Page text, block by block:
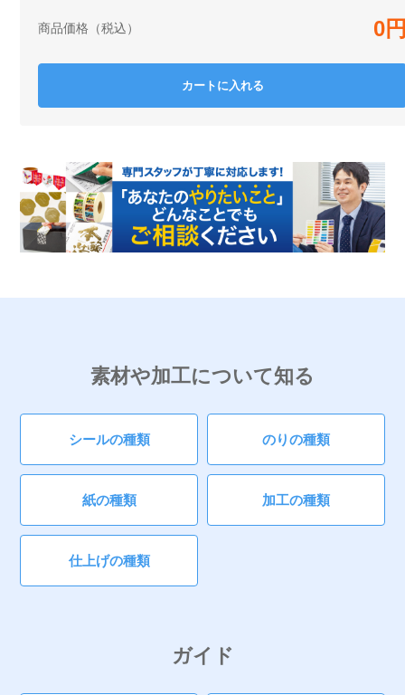
商品価格（税込） 0
カートに入れる
素材や加工について知る
シールの種類 のりの種類
紙の種類 加工の種類
仕上げの種類
ガイド